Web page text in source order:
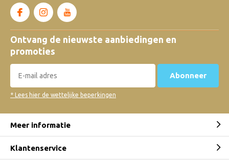
Ontvang de nieuwste aanbiedingen en
promoties
Abonneer
* Lees hier de wettelijke beperkingen
Meer informatie
Klantenservice